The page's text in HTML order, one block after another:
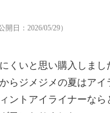
開日：2026/05/29）
くいと思い購入しまし
らジメジメの夏はアイ
ントアイライナーなら